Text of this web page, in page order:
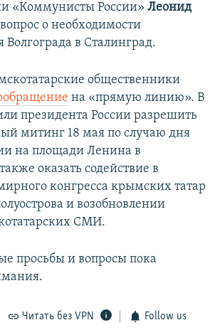
«Коммунисты России» Леонид
о необходимости
в Сталинград.
общественники
на «прямую линию». В
президента России разрешить
митинг 18 мая по случаю дня
на площади Ленина в
оказать содействие в
конгресса крымских татар
и возобновлении
СМИ.
просьбы и вопросы пока
Читать без VPN Follow us